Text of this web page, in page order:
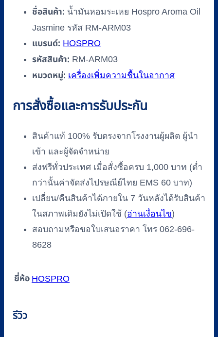
ชื่อสินค้า: น้ำมันหอมระเหย Hospro Aroma Oil
Jasmine รหัส RM-ARM03
แบรนด์: HOSPRO
รหัสสินค้า: RM-ARM03
หมวดหมู่: เครื่องเพิ่มความชื้นในอากาศ
การสั่งซื้อและการรับประกัน
สินค้าแท้ 100% รับตรงจากโรงงานผู้ผลิต ผู้นำ
เข้า และผู้จัดจำหน่าย
ส่งฟรีทั่วประเทศ เมื่อสั่งซื้อครบ 1,000 บาท (ต่ำ
กว่านั้นค่าจัดส่งไปรษณีย์ไทย EMS 60 บาท)
เปลี่ยน/คืนสินค้าได้ภายใน 7 วันหลังได้รับสินค้า
ในสภาพเดิมยังไม่เปิดใช้ (อ่านเงื่อนไข)
สอบถามหรือขอใบเสนอราคา โทร 062-696-
8628
ยี่ห้อ HOSPRO
รีวิว